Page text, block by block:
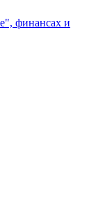
финансах и